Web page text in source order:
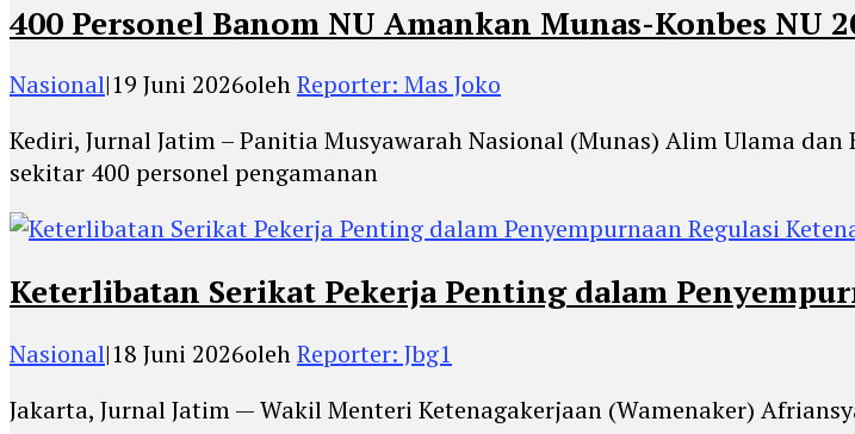
400 Personel Banom NU Amankan Munas-Konbes NU
Nasional|19 Juni 2026olehReporter: Mas Joko
Kediri, Jurnal Jatim – Panitia Musyawarah Nasional (Munas) Alim Ulama
sekitar 400 personel pengamanan
Keterlibatan Serikat Pekerja Penting dalam
Nasional|18 Juni 2026olehReporter: Jbg1
Jakarta, Jurnal Jatim — Wakil Menteri Ketenagakerjaan (Wamenaker)